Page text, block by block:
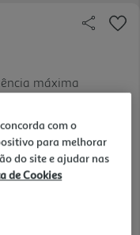
máxima
com sistema
600 ml.
de
às 12h.
com o
para melhorar
do site e ajudar nas
de Cookies